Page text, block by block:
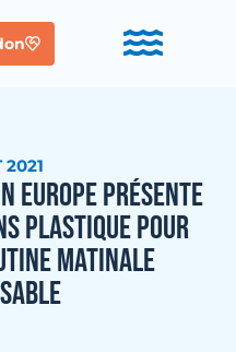
2021
EUROPE PRÉSENTE
PLASTIQUE POUR
MATINALE